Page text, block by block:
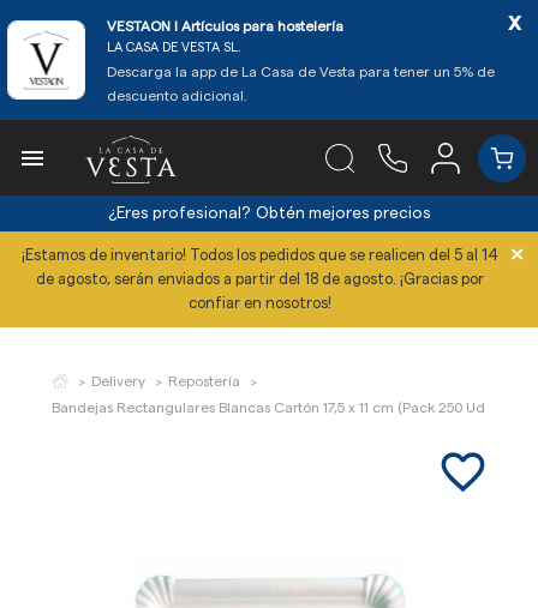
VESTAON l Artículos para hostelería
LA CASA DE VESTA SL.
Descarga la app de La Casa de Vesta para tener un 5% de
descuento adicional.
x

¿Eres profesional? Obtén mejores precios
¡Estamos de inventario! Todos los pedidos que se realicen del 5 al 14
de agosto, serán enviados a partir del 18 de agosto. ¡Gracias por
confiar en nosotros!
×
Delivery
Repostería
Bandejas Rectangulares Blancas Cartón 17,5 x 11 cm (Pack 250 Uds)
favorite_border